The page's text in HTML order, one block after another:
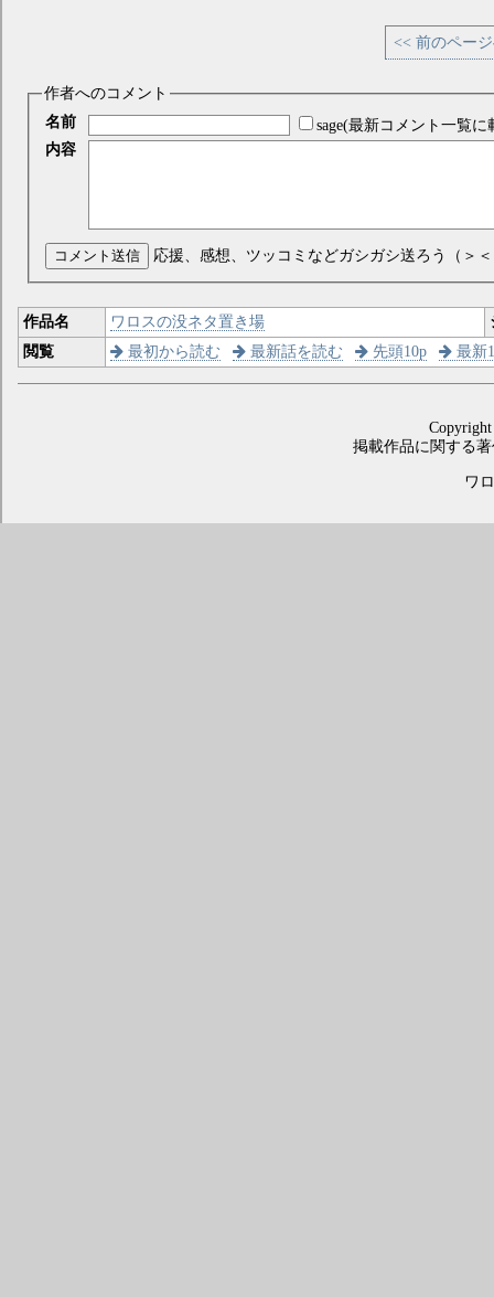
<< 前のペー
作者へのコメント
名前
sage(最新コメント一覧に
内容
コメント送信 応援、感想、ツッコミなどガシガシ送ろう（＞
作品名 ワロスの没ネタ置き場
閲覧
最初から読む 最新話を読む 先頭10p 最新
掲載作品に関する
ワ